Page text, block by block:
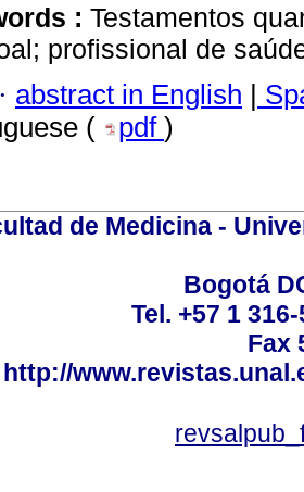
: Testamentos
profissional de
· abstract in English
(
pdf )
de Medicina -
Bogotá
Tel. +57 1
Fax
http://